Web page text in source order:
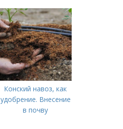
Конский навоз, как
удобрение. Внесение
в почву